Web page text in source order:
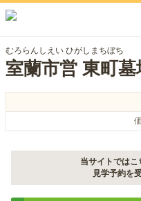
むろらんしえい ひがしまちぼち
室蘭市営 東町墓
当サイトではこ
見学予約を